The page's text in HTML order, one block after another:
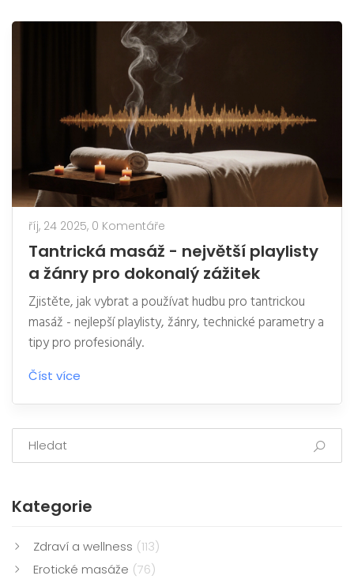
říj, 24 2025, 0 Komentáře
Tantrická masáž - největší playlisty
a žánry pro dokonalý zážitek
Zjistěte, jak vybrat a používat hudbu pro tantrickou
masáž - nejlepší playlisty, žánry, technické parametry a
tipy pro profesionály.
Číst více
Kategorie
Zdraví a wellness (113)
Erotické masáže (76)